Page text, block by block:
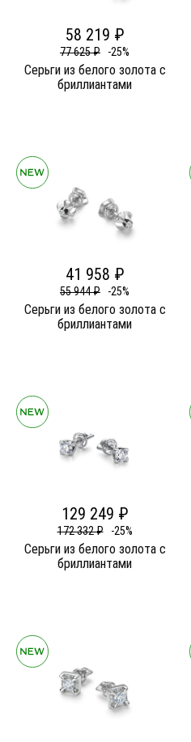
58 219 ₽
77 625 ₽ -25%
Серьги из белого золота c
бриллиантами
41 958 ₽
55 944 ₽ -25%
Серьги из белого золота c
бриллиантами
129 249 ₽
172 332 ₽ -25%
Серьги из белого золота c
бриллиантами